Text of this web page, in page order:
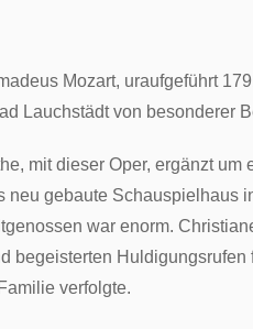
Mozart, uraufgeführt
Lauchstädt von besonderer
mit dieser Oper, ergänzt um
neu gebaute Schauspielhaus
war enorm.
begeisterten Huldigungsrufen
verfolgte.